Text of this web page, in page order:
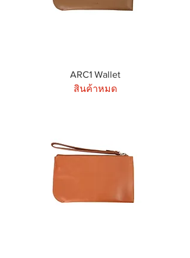
ARC1 Wallet
สินค้าหมด